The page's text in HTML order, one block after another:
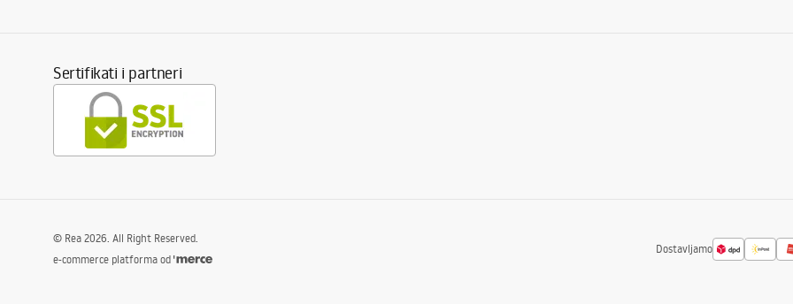
Sertifikati i partneri
Dostavljamo
© Rea 2026. All Right Reserved.
e-commerce platforma od